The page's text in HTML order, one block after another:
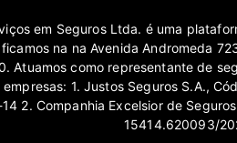
em Seguros Ltda. é uma
na na Avenida Andromeda
Atuamos como representante de
1. Justos Seguros S.A.,
2. Companhia Excelsior de
15414.620093/